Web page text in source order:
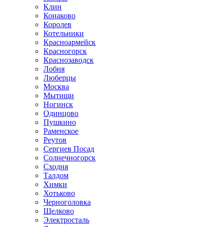
Клин
Конаково
Королев
Котельники
Красноармейск
Красногорск
Краснозаводск
Лобня
Люберцы
Москва
Мытищи
Ногинск
Одинцово
Пушкино
Раменское
Реутов
Сергиев Посад
Солнечногорск
Сходня
Талдом
Химки
Хотьково
Черноголовка
Щелково
Электросталь